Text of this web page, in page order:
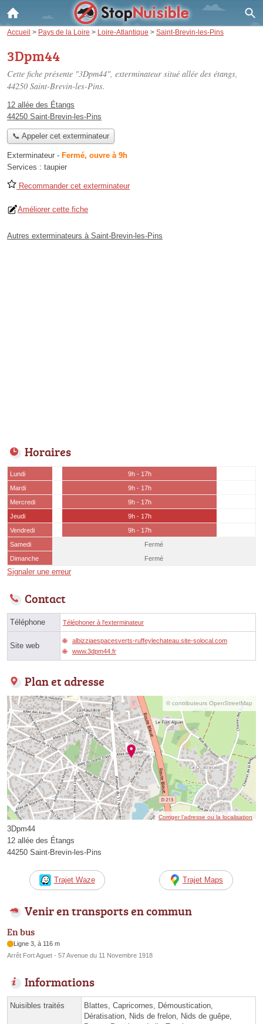
Accueil > Pays de la Loire > Loire-Atlantique > Saint-Brevin-les-Pins
3Dpm44
Cette fiche présente "3Dpm44", exterminateur situé allée des étangs,
44250 Saint-Brevin-les-Pins.
12 allée des Étangs
44250 Saint-Brevin-les-Pins
📞 Appeler cet exterminateur
Exterminateur - Fermé, ouvre à 9h
Services : taupier
Recommander cet exterminateur
Améliorer cette fiche
Autres exterminateurs à Saint-Brevin-les-Pins
Horaires
Lundi
9h - 17h
Mardi
9h - 17h
Mercredi
9h - 17h
Jeudi
9h - 17h
Vendredi
9h - 17h
Samedi
Fermé
Dimanche
Fermé
Signaler une erreur
Contact
Téléphone Téléphoner à l'exterminateur
Site web
albizziaespacesverts-ruffeylechateau.site-solocal.com
www.3dpm44.fr
Plan et adresse
© contributeurs OpenStreetMap
Corriger l’adresse ou la localisation
3Dpm44
12 allée des Étangs
44250 Saint-Brevin-les-Pins
Trajet Waze Trajet Maps
Venir en transports en commun
En bus
Ligne 3, à 116 m
Arrêt Fort Aguet - 57 Avenue du 11 Novembre 1918
Informations
Nuisibles traités
Blattes, Capricornes, Démoustication,
Dératisation, Nids de frelon, Nids de guêpe,